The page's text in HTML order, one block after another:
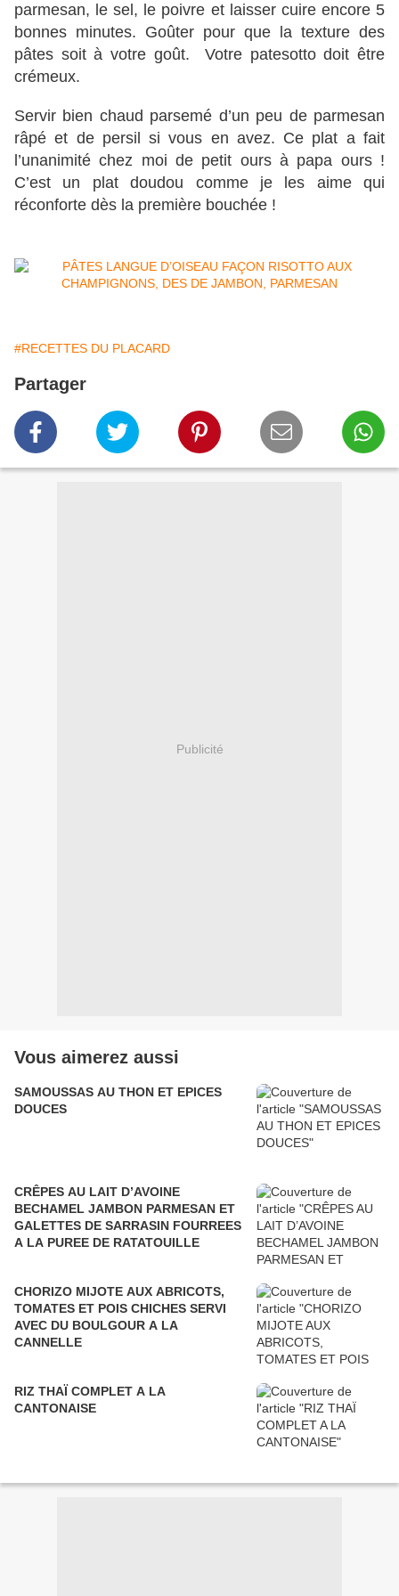
parmesan, le sel, le poivre et laisser cuire encore 5
bonnes minutes. Goûter pour que la texture des
pâtes soit à votre goût. Votre patesotto doit être
crémeux.
Servir bien chaud parsemé d’un peu de parmesan
râpé et de persil si vous en avez. Ce plat a fait
l’unanimité chez moi de petit ours à papa ours !
C’est un plat doudou comme je les aime qui
réconforte dès la première bouchée !
#RECETTES DU PLACARD
Partager
Publicité
Vous aimerez aussi
SAMOUSSAS AU THON ET EPICES
DOUCES
CRÊPES AU LAIT D’AVOINE
BECHAMEL JAMBON PARMESAN ET
GALETTES DE SARRASIN FOURREES
A LA PUREE DE RATATOUILLE
CHORIZO MIJOTE AUX ABRICOTS,
TOMATES ET POIS CHICHES SERVI
AVEC DU BOULGOUR A LA
CANNELLE
RIZ THAÏ COMPLET A LA
CANTONAISE